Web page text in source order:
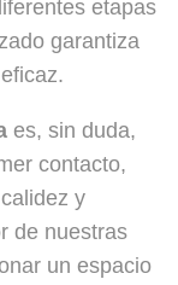
etapas
garantiza
es, sin duda,
contacto,
y
de nuestras
un espacio